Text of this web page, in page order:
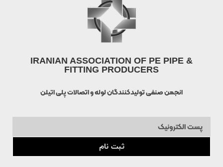
IRANIAN ASSOCIATION OF PE PIPE &
FITTING PRODUCERS
انجمن صنفی تولیدکنندگان لوله و اتصالات پلی اتیلن
ثبت نام